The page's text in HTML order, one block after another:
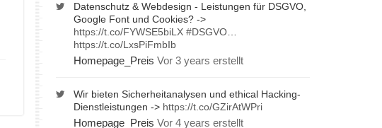
Datenschutz & Webdesign - Leistungen für DSGVO,
Google Font und Cookies? ->
https://t.co/FYWSE5biLX #DSGVO…
https://t.co/LxsPiFmbIb
Homepage_Preis Vor 3 years erstellt
Wir bieten Sicherheitanalysen und ethical Hacking-
Dienstleistungen -> https://t.co/GZirAtWPri
Homepage_Preis Vor 4 years erstellt